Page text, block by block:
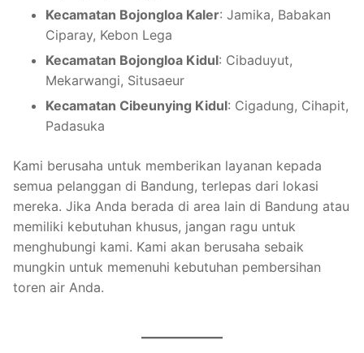
Kecamatan Bojongloa Kaler: Jamika, Babakan
Ciparay, Kebon Lega
Kecamatan Bojongloa Kidul: Cibaduyut,
Mekarwangi, Situsaeur
Kecamatan Cibeunying Kidul: Cigadung, Cihapit,
Padasuka
Kami berusaha untuk memberikan layanan kepada
semua pelanggan di Bandung, terlepas dari lokasi
mereka. Jika Anda berada di area lain di Bandung atau
memiliki kebutuhan khusus, jangan ragu untuk
menghubungi kami. Kami akan berusaha sebaik
mungkin untuk memenuhi kebutuhan pembersihan
toren air Anda.